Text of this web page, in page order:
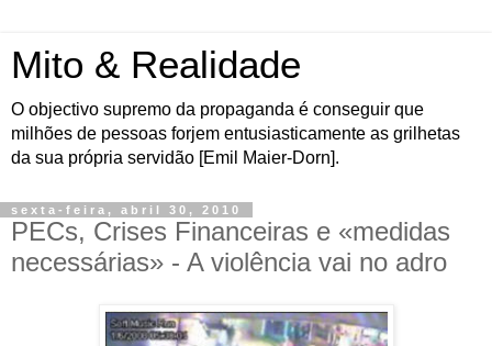
Mito & Realidade
O objectivo supremo da propaganda é conseguir que
milhões de pessoas forjem entusiasticamente as grilhetas
da sua própria servidão [Emil Maier-Dorn].
sexta-feira, abril 30, 2010
PECs, Crises Financeiras e «medidas
necessárias» - A violência vai no adro